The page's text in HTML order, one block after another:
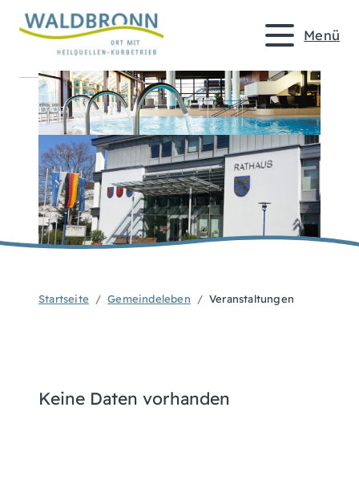
Menü
Startseite Gemeindeleben Veranstaltungen
Keine Daten vorhanden